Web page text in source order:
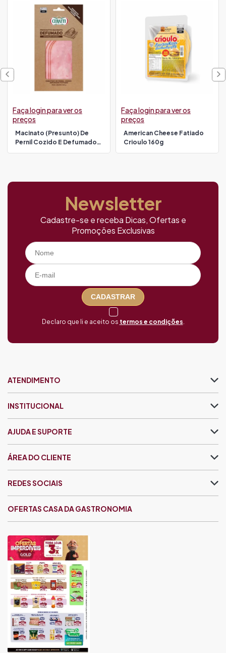
Macinato (presunto) De
Pernil Cozido E Defumado
Faça login para ver os
preços
American Cheese Fatiado
Crioulo 160g
Faça login para ver os
preços
Newsletter
Cadastre-se e receba Dicas, Ofertas e
Promoções Exclusivas
CADASTRAR
Declaro que li e aceito os termos e condições
ATENDIMENTO
INSTITUCIONAL
AJUDA E SUPORTE
ÁREA DO CLIENTE
OFERTAS CASA DA GASTRONOMIA
REDES SOCIAIS